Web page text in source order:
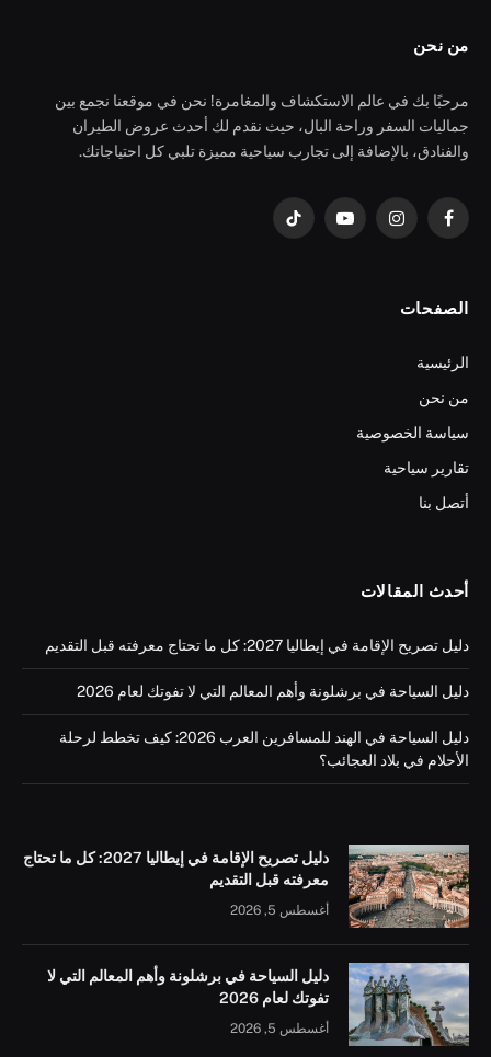
من نحن
مرحبًا بك في عالم الاستكشاف والمغامرة! نحن في موقعنا نجمع بين
جماليات السفر وراحة البال، حيث نقدم لك أحدث عروض الطيران
والفنادق، بالإضافة إلى تجارب سياحية مميزة تلبي كل احتياجاتك.
فيسبوكالانستغراميوتيوب تيكتوك
الصفحات
الرئيسية
من نحن
سياسة الخصوصية
تقارير سياحية
أتصل بنا
أحدث المقالات
دليل تصريح الإقامة في إيطاليا 2027: كل ما تحتاج معرفته قبل التقديم
دليل السياحة في برشلونة وأهم المعالم التي لا تفوتك لعام 2026
دليل السياحة في الهند للمسافرين العرب 2026: كيف تخطط لرحلة
الأحلام في بلاد العجائب؟
دليل تصريح الإقامة في إيطاليا 2027: كل ما تحتاج
معرفته قبل التقديم
أغسطس 5, 2026
دليل السياحة في برشلونة وأهم المعالم التي لا
تفوتك لعام 2026
أغسطس 5, 2026